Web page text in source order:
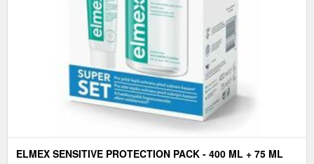
ELMEX SENSITIVE PROTECTION PACK - 400 ML + 75 ML